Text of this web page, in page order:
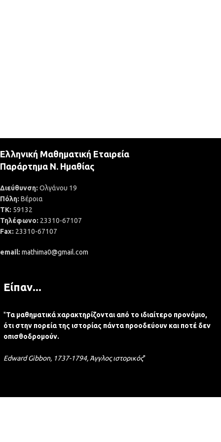
Ελληνική Μαθηματική Εταιρεία
Παράρτημα Ν. Ημαθίας
Διεύθυνση: Ολγάνου 19
Πόλη: Βέροια
ΤΚ: 59132
Τηλέφωνο: 23310-67107
Fax: 23310-67107
email: mathima0@gmail.com
Είπαν...
"Τα μαθηματικά χαρακτηρίζονται από το ιδιαίτερο προνόμιο,
ότι στην πορεία της ιστορίας πάντα προοδεύουν και ποτέ δεν
οπισθοδρομούν.
Edward Gibbon, 1737-1794, Άγγλος ιστορικός"